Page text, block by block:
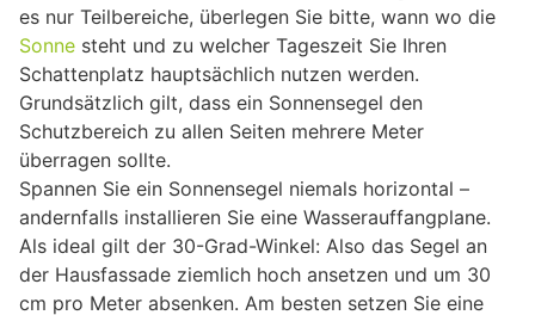
es nur Teilbereiche, überlegen Sie bitte, wann wo die
Sonne steht und zu welcher Tageszeit Sie Ihren
Schattenplatz hauptsächlich nutzen werden.
Grundsätzlich gilt, dass ein Sonnensegel den
Schutzbereich zu allen Seiten mehrere Meter
überragen sollte.
Spannen Sie ein Sonnensegel niemals horizontal –
andernfalls installieren Sie eine Wasserauffangplane.
Als ideal gilt der 30-Grad-Winkel: Also das Segel an
der Hausfassade ziemlich hoch ansetzen und um 30
cm pro Meter absenken. Am besten setzen Sie eine